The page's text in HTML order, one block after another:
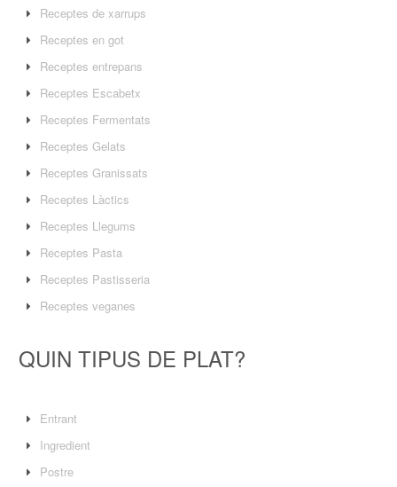
Receptes de xarrups
Receptes en got
Receptes entrepans
Receptes Escabetx
Receptes Fermentats
Receptes Gelats
Receptes Granissats
Receptes Làctics
Receptes Llegums
Receptes Pasta
Receptes Pastisseria
Receptes veganes
QUIN TIPUS DE PLAT?
Entrant
Ingredient
Postre